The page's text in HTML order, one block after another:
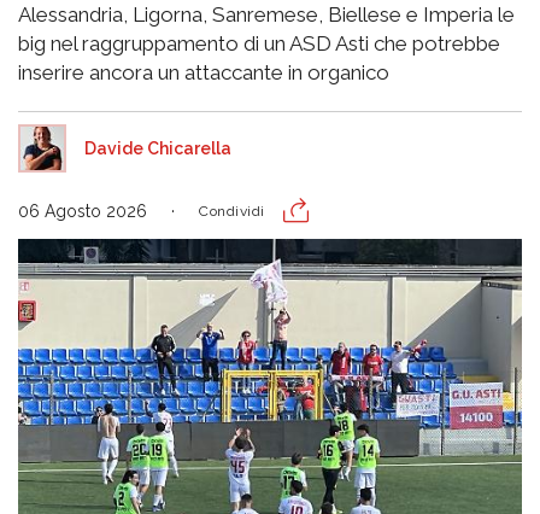
Alessandria, Ligorna, Sanremese, Biellese e Imperia le
big nel raggruppamento di un ASD Asti che potrebbe
inserire ancora un attaccante in organico
Davide Chicarella
06 Agosto 2026 Condividi